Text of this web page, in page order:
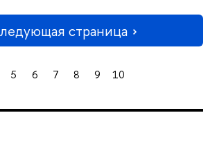
страница
5 6 7 8 9 10